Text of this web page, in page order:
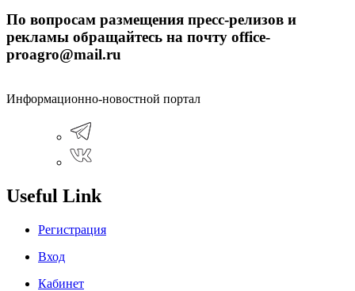
По вопросам размещения пресс-релизов и
рекламы обращайтесь на почту office-
proagro@mail.ru
Информационно-новостной портал
Useful Link
Регистрация
Вход
Кабинет